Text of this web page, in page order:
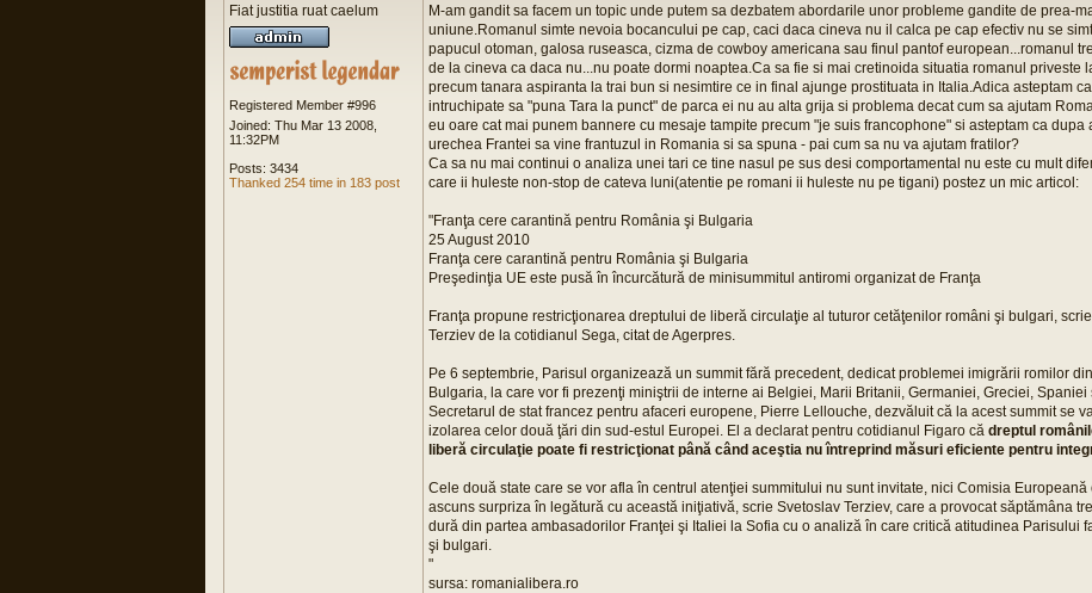
Fiat justitia ruat caelum
Registered Member #996
Joined: Thu Mar 13 2008,
11:32PM
Posts: 3434
Thanked 254 time in 183 post
M-am gandit sa facem un topic unde putem sa dezbatem abordarile unor probleme gandite de prea-
uniune.Romanul simte nevoia bocancului pe cap, caci daca cineva nu il calca pe cap efectiv nu se
papucul otoman, galosa ruseasca, cizma de cowboy americana sau finul pantof european...romanul
de la cineva ca daca nu...nu poate dormi noaptea.Ca sa fie si mai cretinoida situatia romanul priveste
precum tanara aspiranta la trai bun si nesimtire ce in final ajunge prostituata in Italia.Adica asteptam
intruchipate sa "puna Tara la punct" de parca ei nu au alta grija si problema decat cum sa ajutam
eu oare cat mai punem bannere cu mesaje tampite precum "je suis francophone" si asteptam ca dupa
urechea Frantei sa vine frantuzul in Romania si sa spuna - pai cum sa nu va ajutam fratilor?
Ca sa nu mai continui o analiza unei tari ce tine nasul pe sus desi comportamental nu este cu mult
care ii huleste non-stop de cateva luni(atentie pe romani ii huleste nu pe tigani) postez un mic articol:
"Franţa cere carantină pentru România şi Bulgaria
25 August 2010
Franţa cere carantină pentru România şi Bulgaria
Preşedinţia UE este pusă în încurcătură de minisummitul antiromi organizat de Franţa
Franţa propune restricţionarea dreptului de liberă circulaţie al tuturor cetăţenilor români şi bulgari,
Terziev de la cotidianul Sega, citat de Agerpres.
Pe 6 septembrie, Parisul organizează un summit fără precedent, dedicat problemei imigrării romilor
Bulgaria, la care vor fi prezenţi miniştrii de interne ai Belgiei, Marii Britanii, Germaniei, Greciei, Spaniei
Secretarul de stat francez pentru afaceri europene, Pierre Lellouche, dezvăluit că la acest summit se
izolarea celor două ţări din sud-estul Europei. El a declarat pentru cotidianul Figaro că dreptul
liberă circulaţie poate fi restricţionat până când aceştia nu întreprind măsuri eficiente pentru
Cele două state care se vor afla în centrul atenţiei summitului nu sunt invitate, nici Comisia Europeană
ascuns surpriza în legătură cu această iniţiativă, scrie Svetoslav Terziev, care a provocat săptămâna
dură din partea ambasadorilor Franţei şi Italiei la Sofia cu o analiză în care critică atitudinea Parisului
şi bulgari.
"
sursa: romanialibera.ro